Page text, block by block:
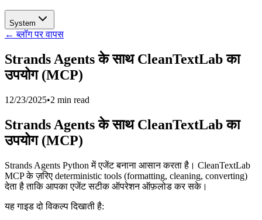
System
← ब्लॉग पर वापस
Strands Agents के साथ CleanTextLab का
उपयोग (MCP)
12/23/2025•2 min read
Strands Agents के साथ CleanTextLab का
उपयोग (MCP)
Strands Agents Python में एजेंट बनाना आसान करता है। CleanTextLab
MCP के ज़रिए deterministic tools (formatting, cleaning, converting)
देता है ताकि आपका एजेंट सटीक ऑपरेशन ऑफ़लोड कर सके।
यह गाइड दो विकल्प दिखाती है: